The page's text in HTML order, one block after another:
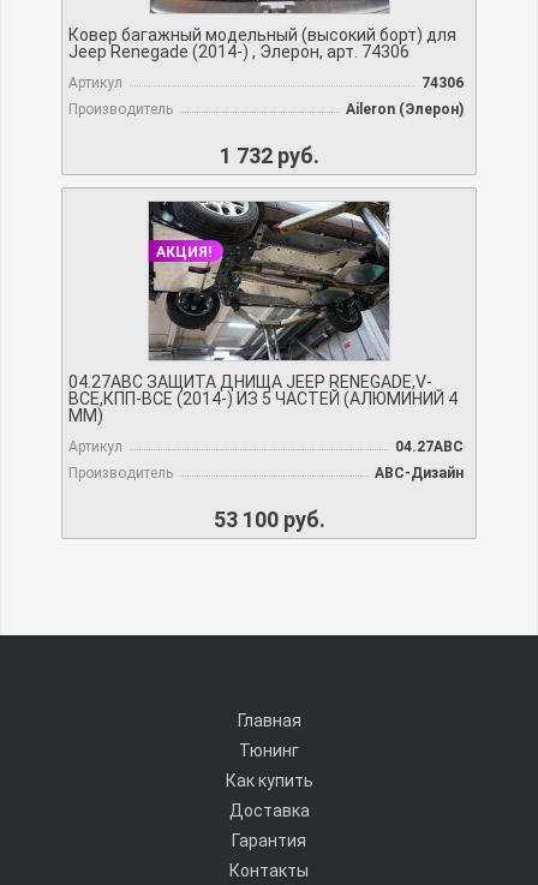
Ковер багажный модельный (высокий борт) для
Jeep Renegade (2014-) , Элерон, арт. 74306
Артикул
74306
Производитель
Aileron (Элерон)
1 732 руб.
АКЦИЯ!
04.27ABC ЗАЩИТА ДНИЩА JEEP RENEGADE,V-
ВСЕ,КПП-ВСЕ (2014-) ИЗ 5 ЧАСТЕЙ (АЛЮМИНИЙ 4
ММ)
Артикул
04.27ABC
Производитель
АВС-Дизайн
53 100 руб.
Главная
Тюнинг
Как купить
Доставка
Гарантия
Контакты